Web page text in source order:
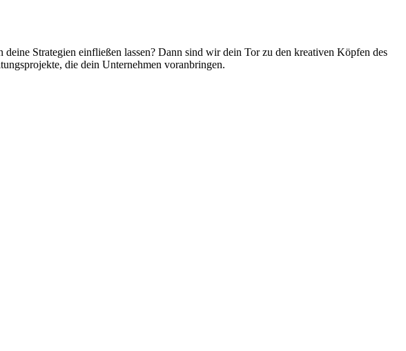
Strategien einfließen lassen? Dann sind wirdein Tor zu den kreativen Köpfen des
die dein Unternehmen voranbringen.